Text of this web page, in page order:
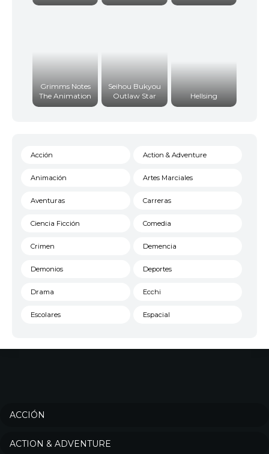
Grimms Notes
The Animation
Seihou Bukyou
Outlaw Star
Hellsing
Acción Action & Adventure
Animación Artes Marciales
Aventuras Carreras
Ciencia Ficción Comedia
Crimen Demencia
Demonios Deportes
Drama Ecchi
Escolares Espacial
ACCIÓN
ACTION & ADVENTURE